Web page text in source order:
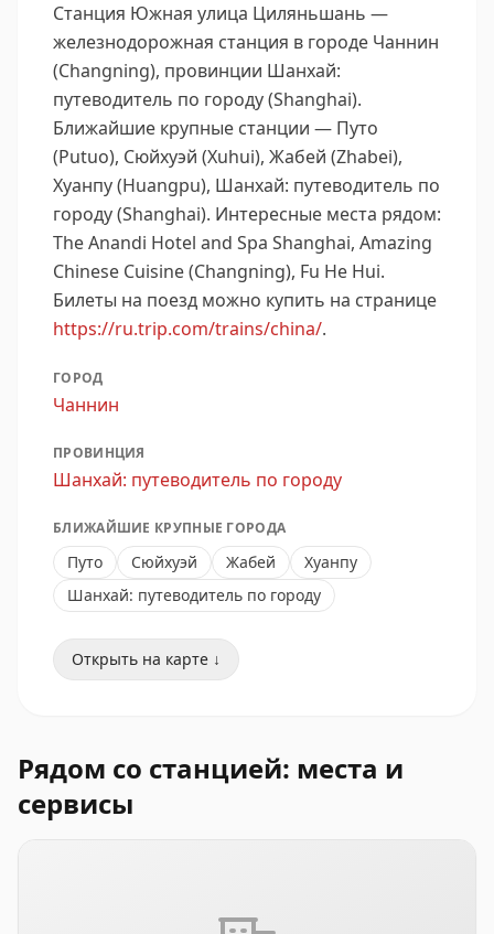
Станция Южная улица Циляньшань —
железнодорожная станция в городе Чаннин
(Changning), провинции Шанхай:
путеводитель по городу (Shanghai).
Ближайшие крупные станции — Путо
(Putuo), Сюйхуэй (Xuhui), Жабей (Zhabei),
Хуанпу (Huangpu), Шанхай: путеводитель по
городу (Shanghai). Интересные места рядом:
The Anandi Hotel and Spa Shanghai, Amazing
Chinese Cuisine (Changning), Fu He Hui.
Билеты на поезд можно купить на странице
https://ru.trip.com/trains/china/.
ГОРОД
Чаннин
ПРОВИНЦИЯ
Шанхай: путеводитель по городу
БЛИЖАЙШИЕ КРУПНЫЕ ГОРОДА
Путо Сюйхуэй Жабей
Хуанпу
Шанхай: путеводитель по городу
Открыть на карте ↓
Рядом со станцией: места и
сервисы